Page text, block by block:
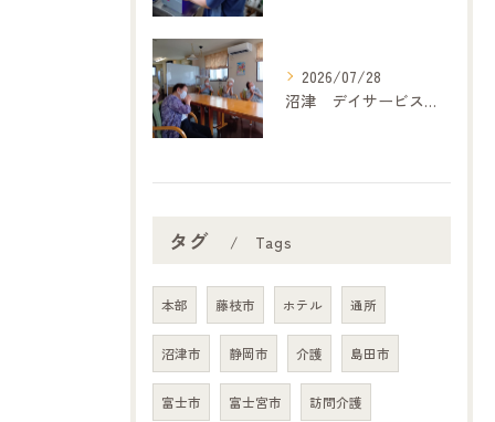
2026/07/28
沼津 デイサービス「どうぞの家」 歌体操
タグ Tags
本部 藤枝市 ホテル 通所
沼津市 静岡市 介護 島田市
富士市 富士宮市 訪問介護